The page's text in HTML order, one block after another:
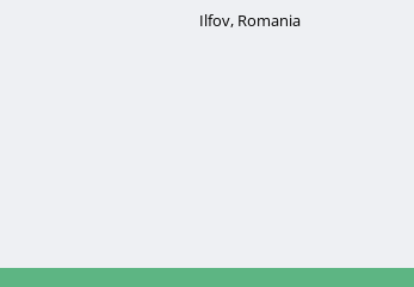
Ilfov, Romania